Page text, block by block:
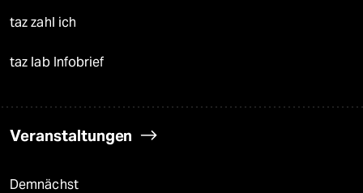
taz zahl ich
taz lab Infobrief
Veranstaltungen
Demnächst